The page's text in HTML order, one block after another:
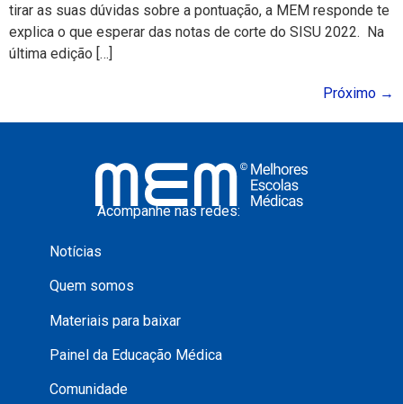
tirar as suas dúvidas sobre a pontuação, a MEM responde te
explica o que esperar das notas de corte do SISU 2022. Na
última edição […]
Próximo →
Acompanhe nas redes:
Notícias
Quem somos
Materiais para baixar
Painel da Educação Médica
Comunidade